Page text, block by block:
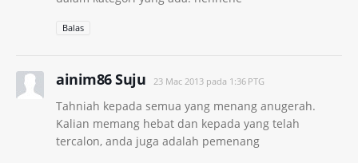
Balas
ainim86 Suju 23 Mac 2013 pada 1:36 PTG
Tahniah kepada semua yang menang anugerah.
Kalian memang hebat dan kepada yang telah
tercalon, anda juga adalah pemenang